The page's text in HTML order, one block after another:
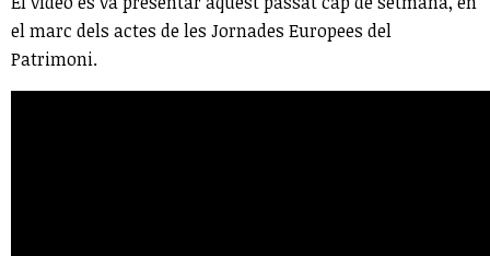
el marc dels actes de les Jornades Europees del
Patrimoni.